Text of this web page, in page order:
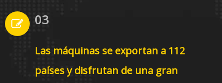
03
Las máquinas se exportan a 112
países y disfrutan de una gran